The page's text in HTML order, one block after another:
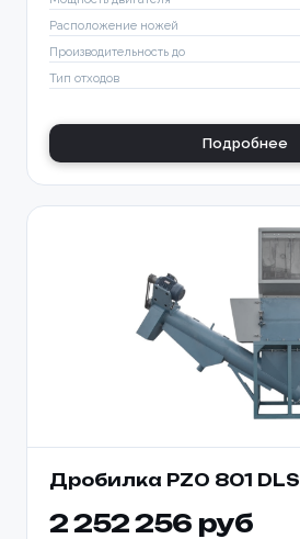
Расположение ножей
Производительность до
Тип отходов
Подробнее
Дробилка PZO 801 DLS
2 252 256 руб